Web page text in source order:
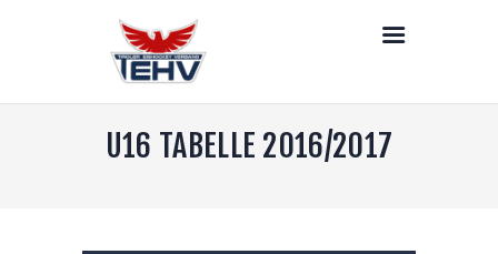
U16 TABELLE 2016/2017
LIVE
NEWS
DEIN TEHV
SENIOREN